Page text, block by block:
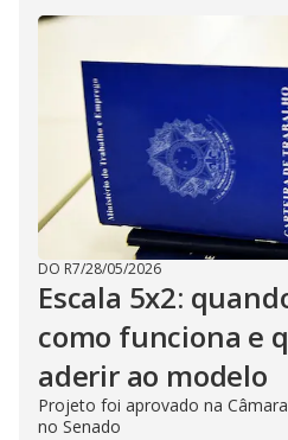
DO R7/28/05/2026
Escala 5x2:
como funciona e
aderir ao modelo
Projeto foi aprovado na
no Senado